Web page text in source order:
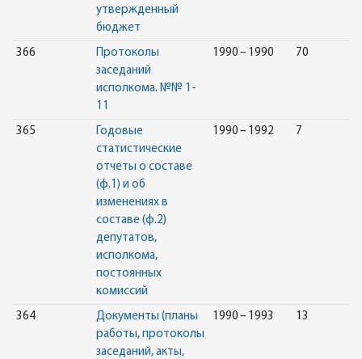
утвержденный
бюджет
366
Протоколы
заседаний
исполкома. №№ 1-
11
1990 – 1990 70
365
Годовые
статистические
отчеты о составе
(ф.1) и об
изменениях в
составе (ф.2)
депутатов,
исполкома,
постоянных
комиссий
1990 – 1992 7
364
Документы (планы
работы, протоколы
заседаний, акты,
1990 – 1993 13